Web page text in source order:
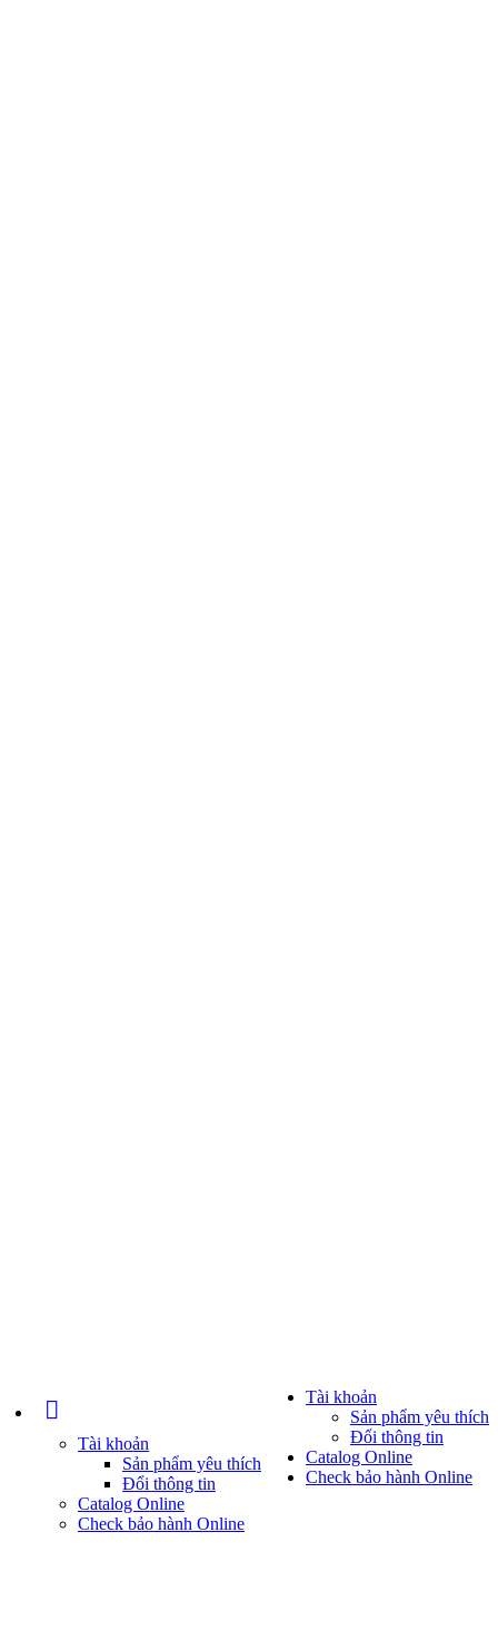
Tài khoản
Sản phẩm yêu thích
Đổi thông tin
Catalog Online
Check bảo hành Online
Tài khoản
Sản phẩm yêu thích
Đổi thông tin
Catalog Online
Check bảo hành Online